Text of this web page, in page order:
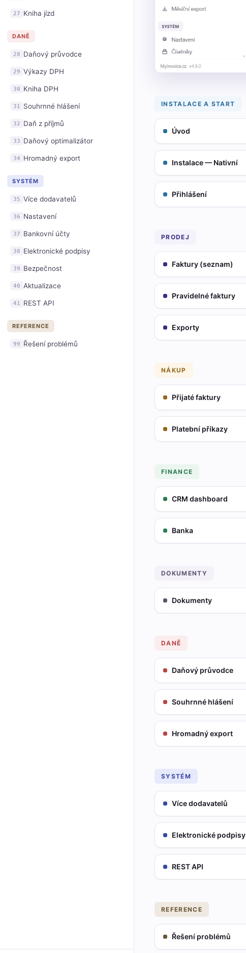
27 Kniha jízd
DANĚ
28 Daňový průvodce
29 Výkazy DPH
30 Kniha DPH
31 Souhrnné hlášení
32 Daň z příjmů
33 Daňový optimalizátor
34 Hromadný export
SYSTÉM
35 Více dodavatelů
36 Nastavení
37 Bankovní účty
38 Elektronické podpisy
39 Bezpečnost
40 Aktualizace
41 REST API
REFERENCE
99 Řešení problémů
INSTALACE A START
Úvod
Instalace — Nativní
Přihlášení
PRODEJ
Faktury (seznam)
Pravidelné faktury
Exporty
NÁKUP
Přijaté faktury
Platební příkazy
FINANCE
CRM dashboard
Banka
DOKUMENTY
Dokumenty
DANĚ
Daňový průvodce
Souhrnné hlášení
Hromadný export
SYSTÉM
Více dodavatelů
Elektronické podpisy
REST API
REFERENCE
Řešení problémů